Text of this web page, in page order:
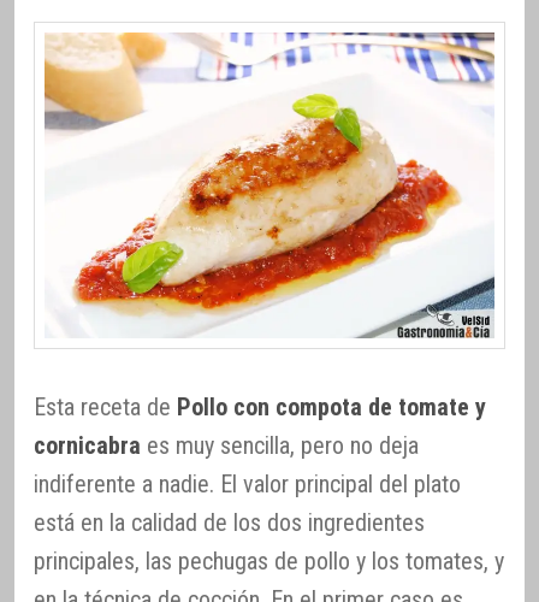
Esta receta de Pollo con compota de tomate y
cornicabra es muy sencilla, pero no deja
indiferente a nadie. El valor principal del plato
está en la calidad de los dos ingredientes
principales, las pechugas de pollo y los tomates, y